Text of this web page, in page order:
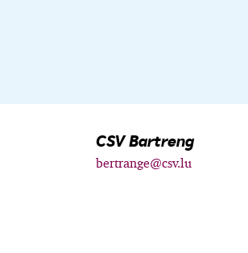
CSV Bartreng
bertrange@csv.lu